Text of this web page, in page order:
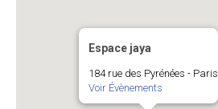
Espace jaya
184 rue des Pyrénées - Paris
Voir Évènements